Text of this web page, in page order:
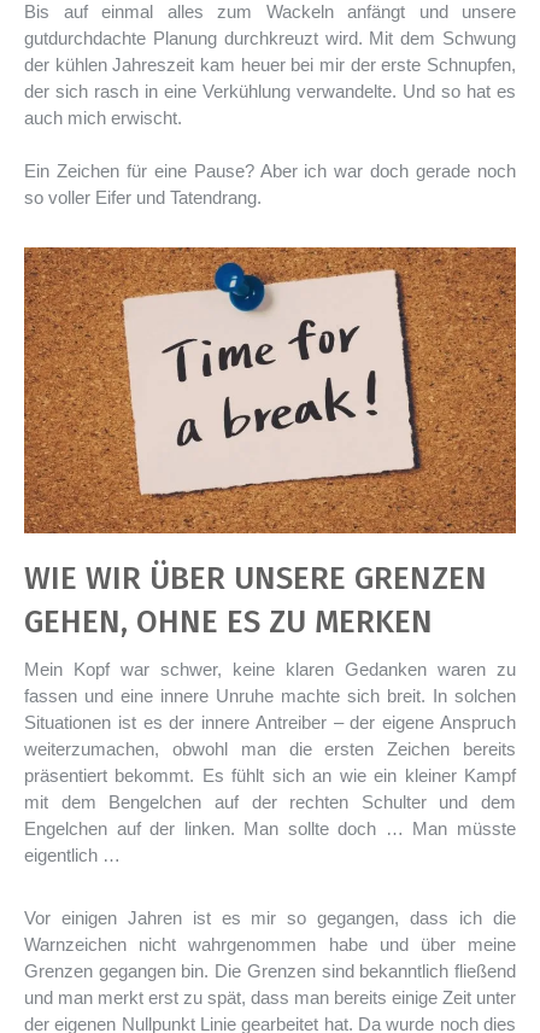
Bis auf einmal alles zum Wackeln anfängt und unsere
gutdurchdachte Planung durchkreuzt wird. Mit dem Schwung
der kühlen Jahreszeit kam heuer bei mir der erste Schnupfen,
der sich rasch in eine Verkühlung verwandelte. Und so hat es
auch mich erwischt.
Ein Zeichen für eine Pause? Aber ich war doch gerade noch
so voller Eifer und Tatendrang.
WIE WIR ÜBER UNSERE GRENZEN
GEHEN, OHNE ES ZU MERKEN
Mein Kopf war schwer, keine klaren Gedanken waren zu
fassen und eine innere Unruhe machte sich breit. In solchen
Situationen ist es der innere Antreiber – der eigene Anspruch
weiterzumachen, obwohl man die ersten Zeichen bereits
präsentiert bekommt. Es fühlt sich an wie ein kleiner Kampf
mit dem Bengelchen auf der rechten Schulter und dem
Engelchen auf der linken. Man sollte doch … Man müsste
eigentlich …
Vor einigen Jahren ist es mir so gegangen, dass ich die
Warnzeichen nicht wahrgenommen habe und über meine
Grenzen gegangen bin. Die Grenzen sind bekanntlich fließend
und man merkt erst zu spät, dass man bereits einige Zeit unter
der eigenen Nullpunkt Linie gearbeitet hat. Da wurde noch dies